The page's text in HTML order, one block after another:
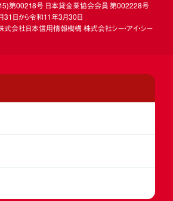
第00218号 日本貸金業協会会員 第002228号
31日から令和11年3月30日
会社日本信用情報機構 株式会社シー・アイ・シー